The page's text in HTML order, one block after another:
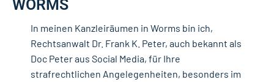
WORMS
In meinen Kanzleiräumen in Worms bin ich,
Rechtsanwalt Dr. Frank K. Peter, auch bekannt als
Doc Peter aus Social Media, für Ihre
strafrechtlichen Angelegenheiten, besonders im